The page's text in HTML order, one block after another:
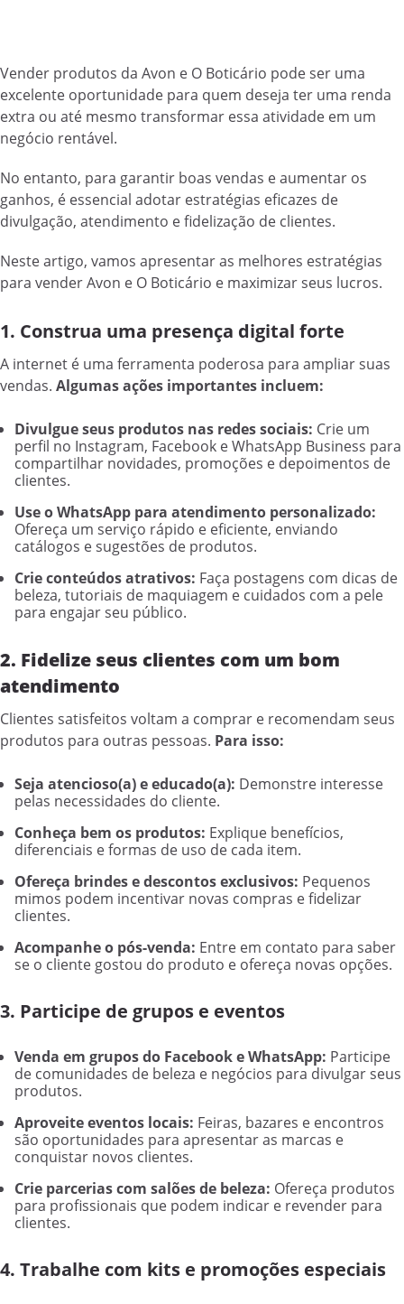
Vender produtos da Avon e O Boticário pode ser uma
excelente oportunidade para quem deseja ter uma renda
extra ou até mesmo transformar essa atividade em um
negócio rentável.
No entanto, para garantir boas vendas e aumentar os
ganhos, é essencial adotar estratégias eficazes de
divulgação, atendimento e fidelização de clientes.
Neste artigo, vamos apresentar as melhores estratégias
para vender Avon e O Boticário e maximizar seus lucros.
1. Construa uma presença digital forte
A internet é uma ferramenta poderosa para ampliar suas
vendas. Algumas ações importantes incluem:
Divulgue seus produtos nas redes sociais: Crie um
perfil no Instagram, Facebook e WhatsApp Business para
compartilhar novidades, promoções e depoimentos de
clientes.
Use o WhatsApp para atendimento personalizado:
Ofereça um serviço rápido e eficiente, enviando
catálogos e sugestões de produtos.
Crie conteúdos atrativos: Faça postagens com dicas de
beleza, tutoriais de maquiagem e cuidados com a pele
para engajar seu público.
2. Fidelize seus clientes com um bom
atendimento
Clientes satisfeitos voltam a comprar e recomendam seus
produtos para outras pessoas. Para isso:
Seja atencioso(a) e educado(a): Demonstre interesse
pelas necessidades do cliente.
Conheça bem os produtos: Explique benefícios,
diferenciais e formas de uso de cada item.
Ofereça brindes e descontos exclusivos: Pequenos
mimos podem incentivar novas compras e fidelizar
clientes.
Acompanhe o pós-venda: Entre em contato para saber
se o cliente gostou do produto e ofereça novas opções.
3. Participe de grupos e eventos
Venda em grupos do Facebook e WhatsApp: Participe
de comunidades de beleza e negócios para divulgar seus
produtos.
Aproveite eventos locais: Feiras, bazares e encontros
são oportunidades para apresentar as marcas e
conquistar novos clientes.
Crie parcerias com salões de beleza: Ofereça produtos
para profissionais que podem indicar e revender para
clientes.
4. Trabalhe com kits e promoções especiais